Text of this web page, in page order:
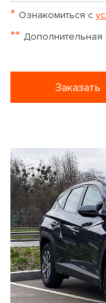
* Ознакомиться с
** Дополнительная
Заказать